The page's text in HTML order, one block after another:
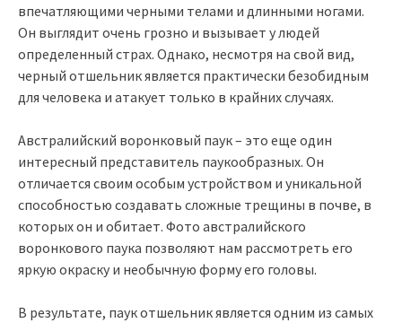
впечатляющими черными телами и длинными ногами.
Он выглядит очень грозно и вызывает у людей
определенный страх. Однако, несмотря на свой вид,
черный отшельник является практически безобидным
для человека и атакует только в крайних случаях.
Австралийский воронковый паук – это еще один
интересный представитель паукообразных. Он
отличается своим особым устройством и уникальной
способностью создавать сложные трещины в почве, в
которых он и обитает. Фото австралийского
воронкового паука позволяют нам рассмотреть его
яркую окраску и необычную форму его головы.
В результате, паук отшельник является одним из самых